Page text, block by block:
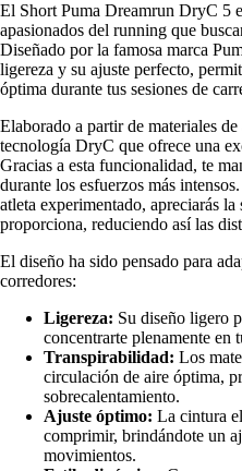
El Short Puma Dreamrun DryC 5
apasionados del running que
Diseñado por la famosa marca
ligereza y su ajuste perfecto,
óptima durante tus sesiones de
Elaborado a partir de materiales
tecnología DryC que ofrece una
Gracias a esta funcionalidad, te
durante los esfuerzos más
atleta experimentado, apreciarás
proporciona, reduciendo así las
El diseño ha sido pensado para
corredores:
Ligereza: Su diseño ligero
concentrarte plenamente en
Transpirabilidad: Los
circulación de aire óptima,
sobrecalentamiento.
Ajuste óptimo: La cintura
comprimir, brindándote un
movimientos.